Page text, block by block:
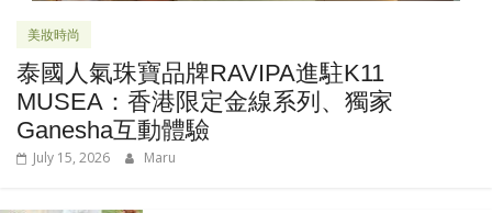
美妝時尚
泰國人氣珠寶品牌RAVIPA進駐K11
MUSEA：香港限定金線系列、獨家
Ganesha互動體驗
July 15, 2026 Maru